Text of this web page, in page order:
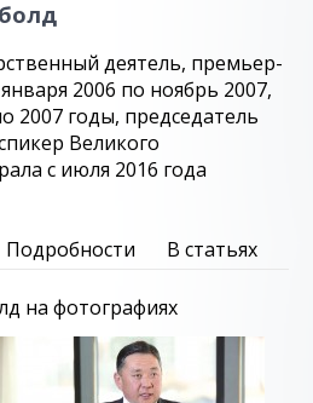
деятель, премьер-
2006 по ноябрь 2007,
2007 годы, председатель
Великого
с июля 2016 года
Подробности В статьях
на фотографиях